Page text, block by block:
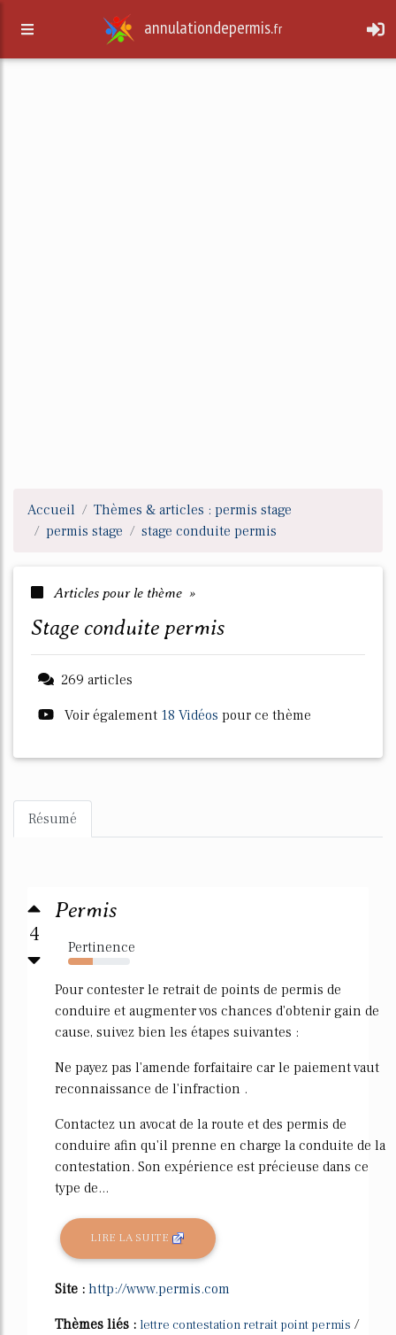
annulationdepermis.fr
Accueil
Thèmes & articles : permis stage
permis stage
stage conduite permis
Articles pour le thème »
stage conduite permis
269 articles
Voir également 18 Vidéos pour ce thème
Résumé
4
Permis
Pertinence
40%
Pour contester le retrait de points de permis de
conduire et augmenter vos chances d'obtenir gain de
cause, suivez bien les étapes suivantes :
Ne payez pas l'amende forfaitaire car le paiement vaut
reconnaissance de l'infraction .
Contactez un avocat de la route et des permis de
conduire afin qu'il prenne en charge la conduite de la
contestation. Son expérience est précieuse dans ce
type de...
LIRE LA SUITE
Site : http://www.permis.com
Thèmes liés : lettre contestation retrait point permis /